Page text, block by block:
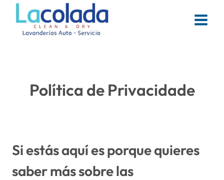
content
Política de Privacidade
Si estás aquí es porque quieres
saber más sobre las